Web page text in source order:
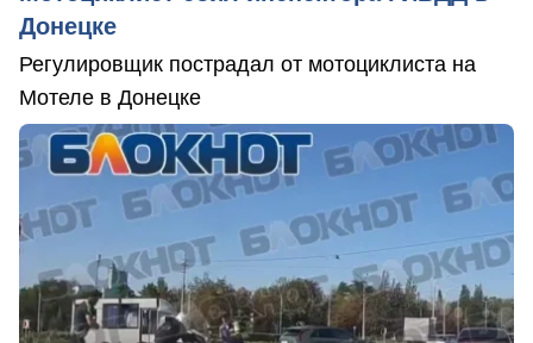
Донецке
Регулировщик пострадал от мотоциклиста на
Мотеле в Донецке